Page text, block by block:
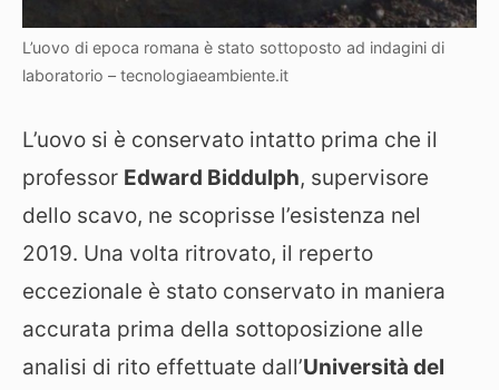
L’uovo di epoca romana è stato sottoposto ad indagini di
laboratorio – tecnologiaeambiente.it
L’uovo si è conservato intatto prima che il
professor Edward Biddulph, supervisore
dello scavo, ne scoprisse l’esistenza nel
2019. Una volta ritrovato, il reperto
eccezionale è stato conservato in maniera
accurata prima della sottoposizione alle
analisi di rito effettuate dall’Università del